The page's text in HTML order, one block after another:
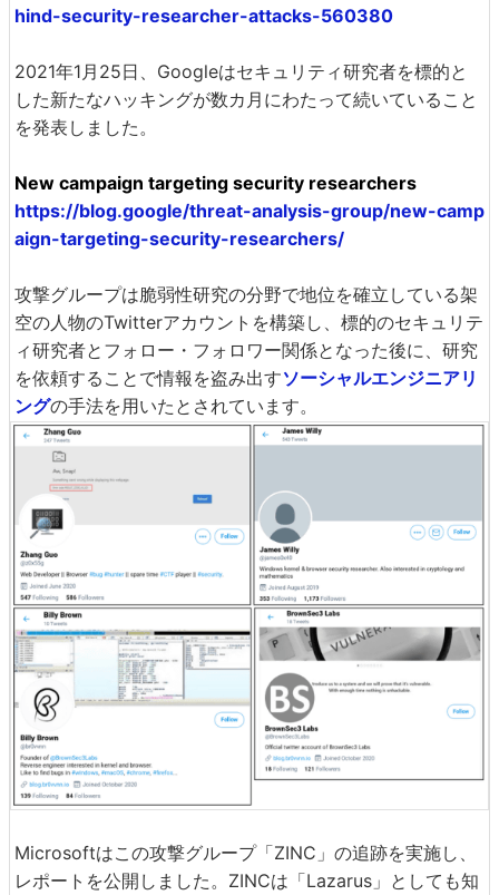
hind-security-researcher-attacks-560380
2021年1月25日、Googleはセキュリティ研究者を標的と
した新たなハッキングが数カ月にわたって続いていること
を発表しました。
New campaign targeting security researchers
https://blog.google/threat-analysis-group/new-camp
aign-targeting-security-researchers/
攻撃グループは脆弱性研究の分野で地位を確立している架
空の人物のTwitterアカウントを構築し、標的のセキュリテ
ィ研究者とフォロー・フォロワー関係となった後に、研究
を依頼することで情報を盗み出すソーシャルエンジニアリ
ングの手法を用いたとされています。
Microsoftはこの攻撃グループ「ZINC」の追跡を実施し、
レポートを公開しました。ZINCは「Lazarus」としても知